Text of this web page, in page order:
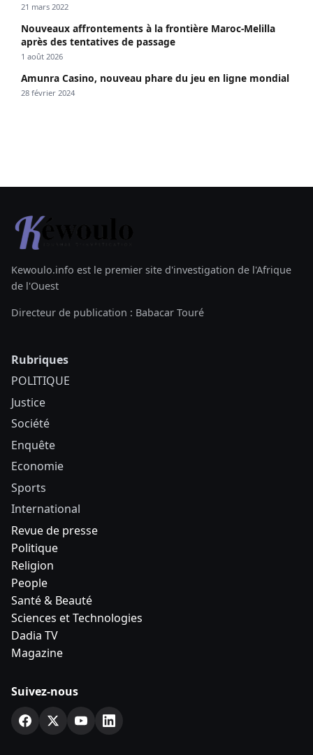
21 mars 2022
Nouveaux affrontements à la frontière Maroc-Melilla
après des tentatives de passage
1 août 2026
Amunra Casino, nouveau phare du jeu en ligne mondial
28 février 2024
Kewoulo.info est le premier site d'investigation de l'Afrique
de l'Ouest
Directeur de publication : Babacar Touré
Rubriques
POLITIQUE
Justice
Société
Enquête
Economie
Sports
International
Revue de presse
Politique
Religion
People
Santé & Beauté
Sciences et Technologies
Dadia TV
Magazine
Suivez-nous